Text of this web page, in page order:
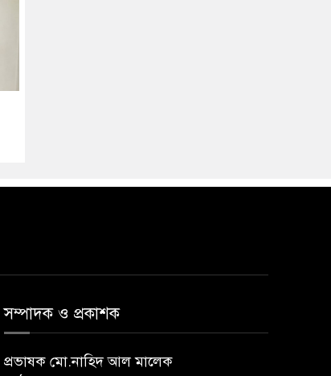
সম্পাদক ও প্রকাশক
প্রভাষক মো.নাহিদ আল মালেক